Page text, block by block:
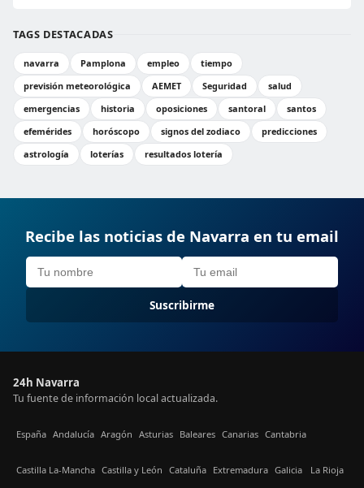
TAGS DESTACADAS
navarra Pamplona empleo
tiempo
previsión meteorológica
AEMET Seguridad
salud
emergencias
historia oposiciones santoral
santos
efemérides
horóscopo signos del zodiaco
predicciones
astrología
loterías resultados lotería
Recibe las noticias de Navarra en tu email
Suscribirme
24h Navarra
Tu fuente de información local actualizada.
España Andalucía Aragón Asturias Baleares Canarias Cantabria
Castilla La-Mancha Castilla y León Cataluña Extremadura Galicia La Rioja